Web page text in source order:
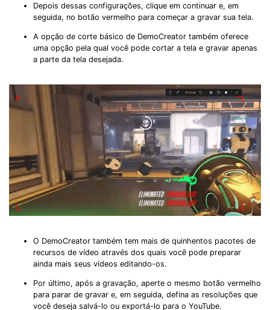
Depois dessas configurações, clique em continuar e, em
seguida, no botão vermelho para começar a gravar sua tela.
A opção de corte básico de DemoCreator também oferece
uma opção pela qual você pode cortar a tela e gravar apenas
a parte da tela desejada.
O DemoCreator também tem mais de quinhentos pacotes de
recursos de vídeo através dos quais você pode preparar
ainda mais seus vídeos editando-os.
Por último, após a gravação, aperte o mesmo botão vermelho
para parar de gravar e, em seguida, defina as resoluções que
você deseja salvá-lo ou exportá-lo para o YouTube.